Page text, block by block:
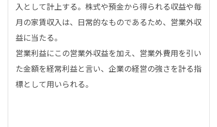
入として計上する。株式や預金から得られる収益や毎
月の家賃収入は、日常的なものであるため、営業外収
益に当たる。
営業利益にこの営業外収益を加え、営業外費用を引い
た金額を経常利益と言い、企業の経営の強さを計る指
標として用いられる。